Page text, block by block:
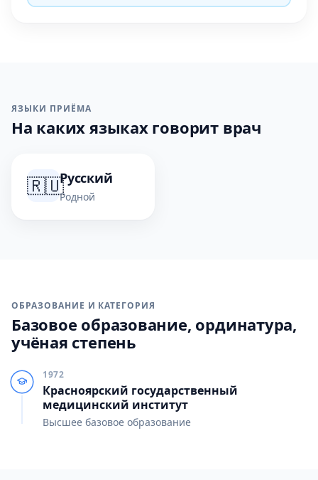
ЯЗЫКИ ПРИЁМА
На каких языках говорит врач
🇷🇺Русский
Родной
ОБРАЗОВАНИЕ И КАТЕГОРИЯ
Базовое образование, ординатура,
учёная степень
1972
Красноярский государственный
медицинский институт
Высшее базовое образование